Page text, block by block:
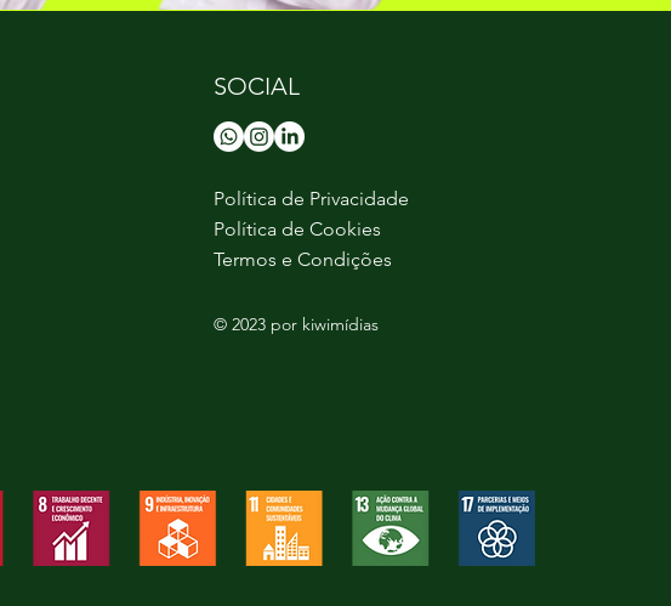
SOCIAL
Política de Privacidade
Política de Cookies
Termos e Condições
© 2023 por kiwimídias